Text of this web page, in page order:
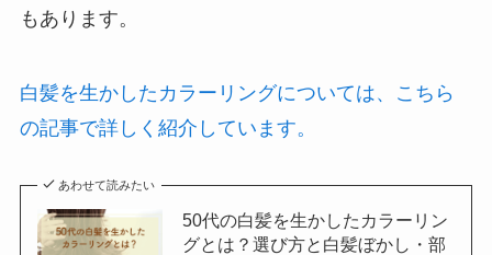
もあります。
白髪を生かしたカラーリングについては、こちら
の記事で詳しく紹介しています。
あわせて読みたい
50代の白髪を生かしたカラーリン
グとは？選び方と白髪ぼかし・部